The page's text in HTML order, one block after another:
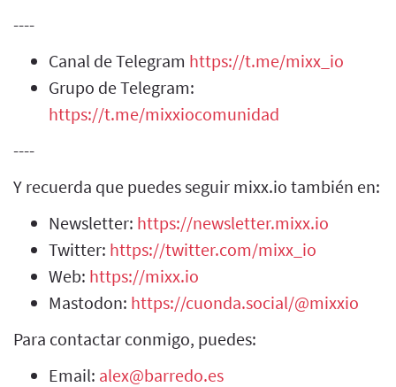
----
Canal de Telegram https://t.me/mixx_io
Grupo de Telegram:
https://t.me/mixxiocomunidad
----
Y recuerda que puedes seguir mixx.io también en:
Newsletter: https://newsletter.mixx.io
Twitter: https://twitter.com/mixx_io
Web: https://mixx.io
Mastodon: https://cuonda.social/@mixxio
Para contactar conmigo, puedes:
Email: alex@barredo.es